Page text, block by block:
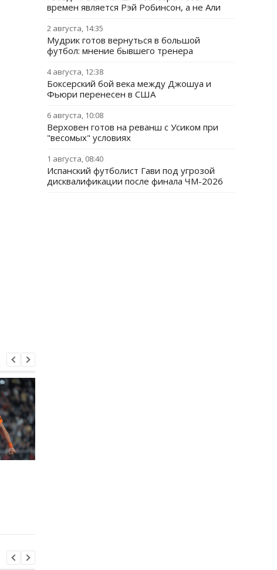
времен является Рэй Робинсон, а не Али
2 августа, 14:35
Мудрик готов вернуться в большой
футбол: мнение бывшего тренера
4 августа, 12:38
Боксерский бой века между Джошуа и
Фьюри перенесен в США
6 августа, 10:08
Верховен готов на реванш с Усиком при
"весомых" условиях
1 августа, 08:40
Испанский футболист Гави под угрозой
дисквалификации после финала ЧМ-2026